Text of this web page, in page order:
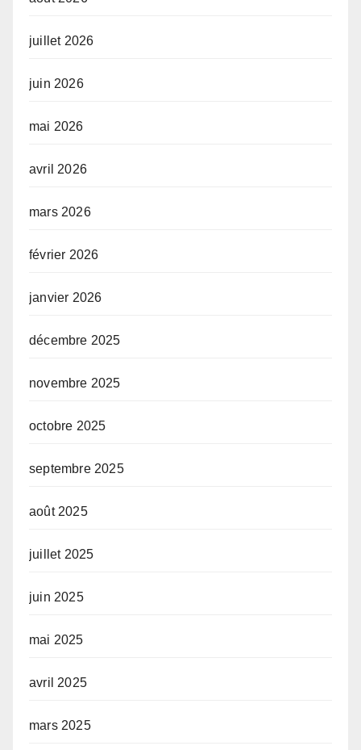
juillet 2026
juin 2026
mai 2026
avril 2026
mars 2026
février 2026
janvier 2026
décembre 2025
novembre 2025
octobre 2025
septembre 2025
août 2025
juillet 2025
juin 2025
mai 2025
avril 2025
mars 2025